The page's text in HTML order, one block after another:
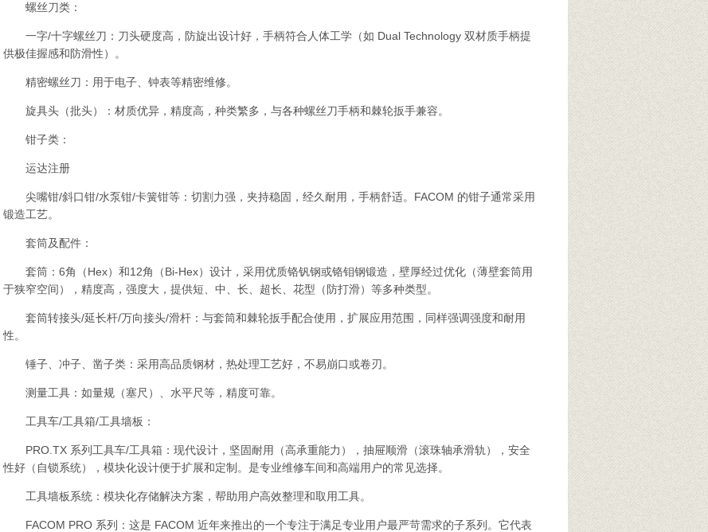
螺丝刀类：
一字/十字螺丝刀：刀头硬度高，防旋出设计好，手柄符合人体工学（如 Dual Technology 双材质手柄提
供极佳握感和防滑性）。
精密螺丝刀：用于电子、钟表等精密维修。
旋具头（批头）：材质优异，精度高，种类繁多，与各种螺丝刀手柄和棘轮扳手兼容。
钳子类：
运达注册
尖嘴钳/斜口钳/水泵钳/卡簧钳等：切割力强，夹持稳固，经久耐用，手柄舒适。FACOM 的钳子通常采用
锻造工艺。
套筒及配件：
套筒：6角（Hex）和12角（Bi-Hex）设计，采用优质铬钒钢或铬钼钢锻造，壁厚经过优化（薄壁套筒用
于狭窄空间），精度高，强度大，提供短、中、长、超长、花型（防打滑）等多种类型。
套筒转接头/延长杆/万向接头/滑杆：与套筒和棘轮扳手配合使用，扩展应用范围，同样强调强度和耐用
性。
锤子、冲子、凿子类：采用高品质钢材，热处理工艺好，不易崩口或卷刃。
测量工具：如量规（塞尺）、水平尺等，精度可靠。
工具车/工具箱/工具墙板：
PRO.TX 系列工具车/工具箱：现代设计，坚固耐用（高承重能力），抽屉顺滑（滚珠轴承滑轨），安全
性好（自锁系统），模块化设计便于扩展和定制。是专业维修车间和高端用户的常见选择。
工具墙板系统：模块化存储解决方案，帮助用户高效整理和取用工具。
FACOM PRO 系列：这是 FACOM 近年来推出的一个专注于满足专业用户最严苛需求的子系列。它代表